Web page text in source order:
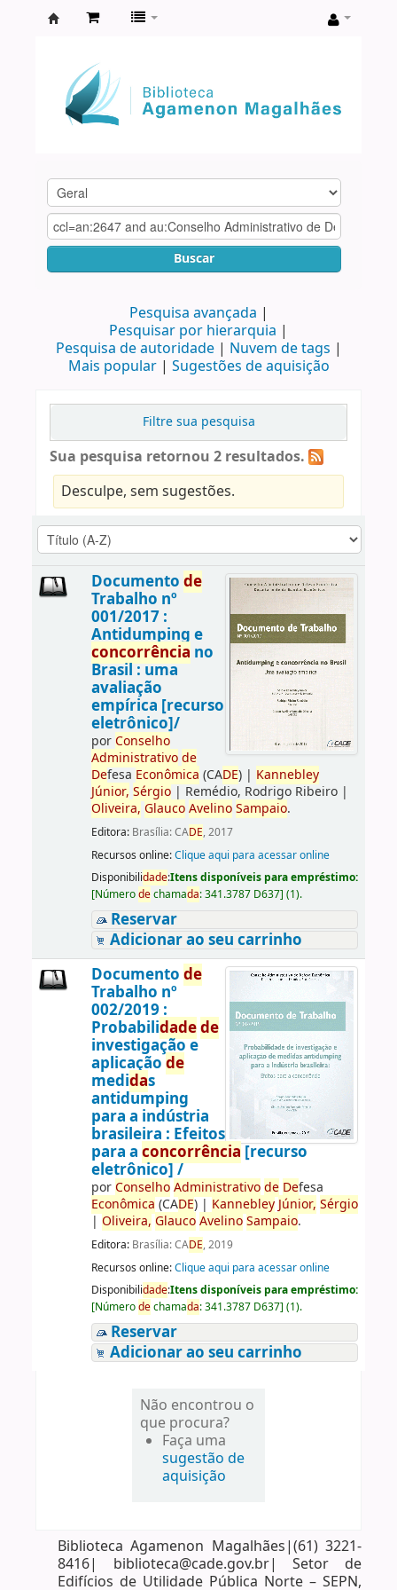
Agamenon
Magalhães
Buscar
Pesquisa avançada
Pesquisar por hierarquia
Pesquisa de autoridade
Nuvem de tags
Mais popular
Sugestões de aquisição
Filtre sua pesquisa
Sua pesquisa retornou 2 resultados.
Desculpe, sem sugestões.
Documento de
Trabalho nº
001/2017 :
Antidumping e
concorrência no
Brasil : uma
avaliação
empírica [recurso
eletrônico]/
porConselho
Administrativo de
Defesa Econômica (CADE)| Kannebley
Júnior, Sérgio| Remédio, Rodrigo Ribeiro|
Oliveira, Glauco Avelino Sampaio.
Editora: Brasília: CADE, 2017
Recursos online:Clique aqui para acessar online
Disponibilidade:Itens disponíveis para empréstimo:
[Númerodechamada:341.3787 D637] (1).
Reservar
Adicionar ao seu carrinho
Documento de
Trabalho nº
002/2019 :
Probabilidadede
investigação e
aplicação de
medidas
antidumping
para a indústria
brasileira : Efeitos
para a concorrência [recurso
eletrônico] /
porConselho Administrativo de Defesa
Econômica (CADE)| Kannebley Júnior, Sérgio
| Oliveira, Glauco Avelino Sampaio.
Editora: Brasília: CADE, 2019
Recursos online:Clique aqui para acessar online
Disponibilidade:Itens disponíveis para empréstimo:
[Númerodechamada:341.3787 D637] (1).
Reservar
Adicionar ao seu carrinho
Não encontrou o
que procura?
Faça uma
sugestão de
aquisição
Biblioteca Agamenon Magalhães|(61) 3221-
8416| biblioteca@cade.gov.br| Setor de
Edifícios de Utilidade Pública Norte – SEPN,